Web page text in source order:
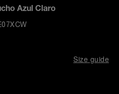
Azul Claro
Size guide